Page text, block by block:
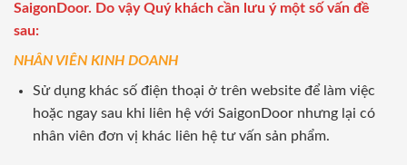
SaigonDoor. Do vậy Quý khách cần lưu ý một số vấn đề
sau:
NHÂN VIÊN KINH DOANH
Sử dụng khác số điện thoại ở trên website để làm việc
hoặc ngay sau khi liên hệ với SaigonDoor nhưng lại có
nhân viên đơn vị khác liên hệ tư vấn sản phẩm.